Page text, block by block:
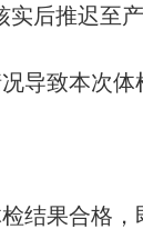
实后推迟至产
导致本次体
结果合格，